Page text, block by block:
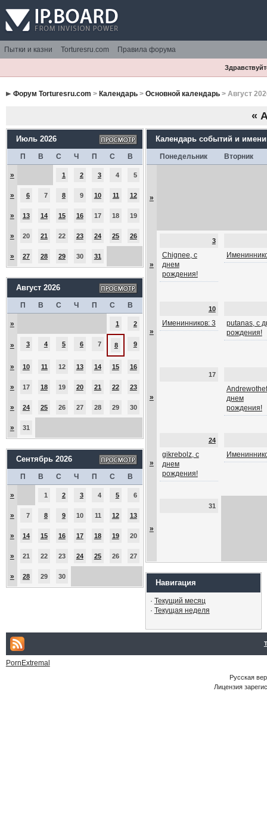
Пытки и казни Torturesru.com Правила форума
Форум Torturesru.com > Календарь> Основной календарь> Август
«
Июль 2026
П В С Ч П С В
» 1 2 3 4 5
» 6 7 8 9 10 11 12
» 13 14 15 16 17 18 19
» 20 21 22 23 24 25 26
» 27 28 29 30 31
Август 2026
П В С Ч П С В
» 1 2
» 3 4 5 6 7 8 9
» 10 11 12 13 14 15 16
» 17 18 19 20 21 22 23
» 24 25 26 27 28 29 30
» 31
Сентябрь 2026
П В С Ч П С В
» 1 2 3 4 5 6
» 7 8 9 10 11 12 13
» 14 15 16 17 18 19 20
» 21 22 23 24 25 26 27
» 28 29 30
Календарь событий и
Понедельник Вторник
»
»
3
Chignee, с
днем
рождения!
»
10
Именинников: 3
putanas, с
рождения!
»
17
днем
рождения!
»
24
gikrebolz, с
днем
рождения!
»
31
Навигация
· Текущий месяц
· Текущая неделя
PornExtremal
Русская
Лицензия